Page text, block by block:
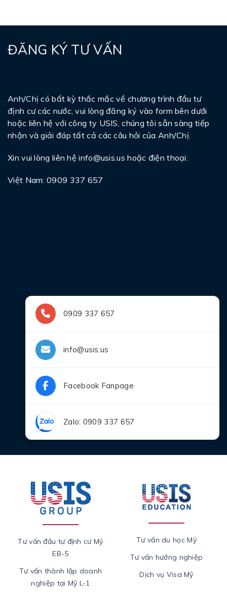
ĐĂNG KÝ TƯ VẤN
Anh/Chị có bất kỳ thắc mắc về chương trình đầu tư
định cư các nước, vui lòng đăng ký vào form bên dưới
hoặc liên hệ với công ty USIS, chúng tôi sẵn sàng tiếp
nhận và giải đáp tất cả các câu hỏi của Anh/Chị.
Xin vui lòng liên hệinfo@usis.us hoặc điện thoại:
Việt Nam: 0909 337 657
0909 337 657
info@usis.us
Facebook Fanpage
Zalo: 0909 337 657
Tư vấn đầu tư định cư Mỹ
EB-5
Tư vấn thành lập doanh
nghiệp tại Mỹ L-1
Tư vấn du học Mỹ
Tư vấn hướng nghiệp
Dịch vụ Visa Mỹ